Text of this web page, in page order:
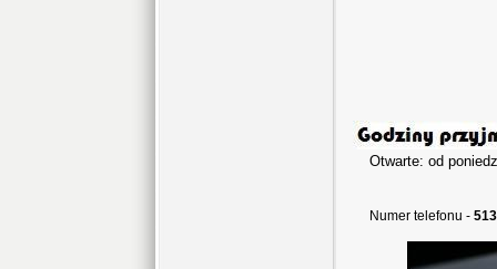
Otwarte: od
Numer telefonu -